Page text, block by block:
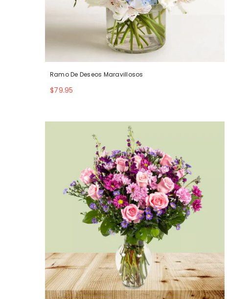
Ramo De Deseos Maravillosos
$79.95